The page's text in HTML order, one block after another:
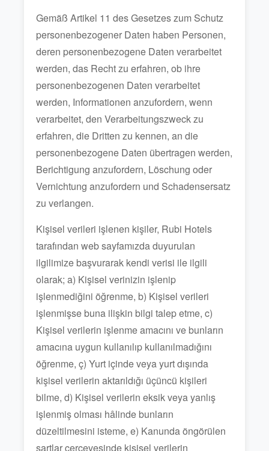
Gemäß Artikel 11 des Gesetzes zum Schutz
personenbezogener Daten haben Personen,
deren personenbezogene Daten verarbeitet
werden, das Recht zu erfahren, ob ihre
personenbezogenen Daten verarbeitet
werden, Informationen anzufordern, wenn
verarbeitet, den Verarbeitungszweck zu
erfahren, die Dritten zu kennen, an die
personenbezogene Daten übertragen werden,
Berichtigung anzufordern, Löschung oder
Vernichtung anzufordern und Schadensersatz
zu verlangen.
Kişisel verileri işlenen kişiler, Rubi Hotels
tarafından web sayfamızda duyurulan
ilgilimize başvurarak kendi verisi ile ilgili
olarak; a) Kişisel verinizin işlenip
işlenmediğini öğrenme, b) Kişisel verileri
işlenmişse buna ilişkin bilgi talep etme, c)
Kişisel verilerin işlenme amacını ve bunların
amacına uygun kullanılıp kullanılmadığını
öğrenme, ç) Yurt içinde veya yurt dışında
kişisel verilerin aktarıldığı üçüncü kişileri
bilme, d) Kişisel verilerin eksik veya yanlış
işlenmiş olması hâlinde bunların
düzeltilmesini isteme, e) Kanunda öngörülen
şartlar çerçevesinde kişisel verilerin